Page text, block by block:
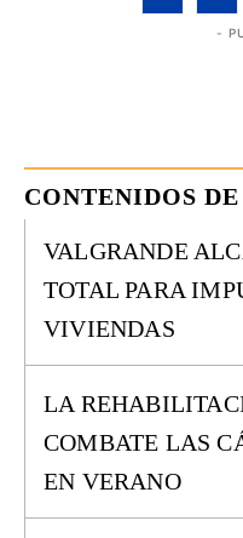
-
CONTENIDOS
VALGRANDE
TOTAL PARA
VIVIENDAS
LA
COMBATE LAS
EN VERANO